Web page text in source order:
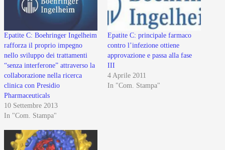
Epatite C: Boehringer Ingelheim
rafforza il proprio impegno
nello sviluppo dei trattamenti
“senza interferone” attraverso la
collaborazione nella ricerca
clinica con Presidio
Pharmaceuticals
10 Settembre 2013
In "Com. Stampa"
Epatite C: principale farmaco
contro l’infezione ottiene
approvazione e passa alla fase
III
4 Aprile 2011
In "Com. Stampa"